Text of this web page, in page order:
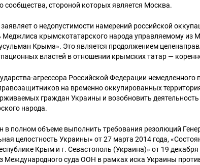
сообщества, стороной которых является Москва.
о недопустимости намерений российской
Меджлиса крымскотатарского народа управляемому из
Крыма». Это является продолжением
властей в отношении крымских татар —
агрессора Российской Федерации
на временно оккупированных
граждан Украины и возобновить
народа.
в полном объеме выполнить требования резолюций
целостность Украины» от 27 марта 2014 года,
Крым и г. Севастополь (Украина)» от 19 декабря
Международного суда ООН в рамках иска Украины